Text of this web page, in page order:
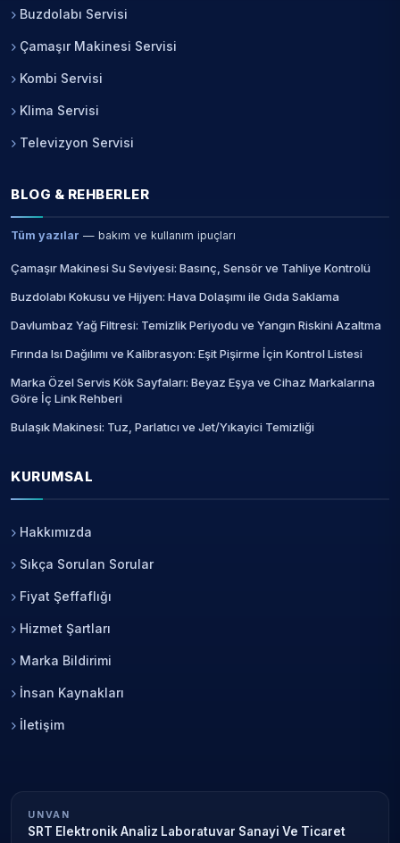
Buzdolabı Servisi
Çamaşır Makinesi Servisi
Kombi Servisi
Klima Servisi
Televizyon Servisi
BLOG & REHBERLER
Tüm yazılar — bakım ve kullanım ipuçları
Çamaşır Makinesi Su Seviyesi: Basınç, Sensör ve Tahliye Kontrolü
Buzdolabı Kokusu ve Hijyen: Hava Dolaşımı ile Gıda Saklama
Davlumbaz Yağ Filtresi: Temizlik Periyodu ve Yangın Riskini Azaltma
Fırında Isı Dağılımı ve Kalibrasyon: Eşit Pişirme İçin Kontrol Listesi
Marka Özel Servis Kök Sayfaları: Beyaz Eşya ve Cihaz Markalarına
Göre İç Link Rehberi
Bulaşık Makinesi: Tuz, Parlatıcı ve Jet/Yıkayici Temizliği
KURUMSAL
Hakkımızda
Sıkça Sorulan Sorular
Fiyat Şeffaflığı
Hizmet Şartları
Marka Bildirimi
İnsan Kaynakları
İletişim
UNVAN
SRT Elektronik Analiz Laboratuvar Sanayi Ve Ticaret